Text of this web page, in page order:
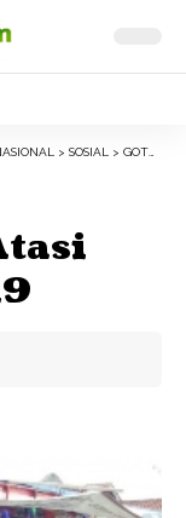
> SOSIAL > GOTONG ROYONG ATASI PANDEMI COVID-19